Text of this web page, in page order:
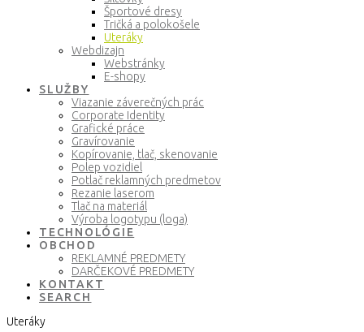
Športové dresy
Tričká a polokošele
Uteráky
Webdizajn
Webstránky
E-shopy
SLUŽBY
Viazanie záverečných prác
Corporate Identity
Grafické práce
Gravírovanie
Kopírovanie, tlač, skenovanie
Polep vozidiel
Potlač reklamných predmetov
Rezanie laserom
Tlač na materiál
Výroba logotypu (loga)
TECHNOLÓGIE
OBCHOD
REKLAMNÉ PREDMETY
DARČEKOVÉ PREDMETY
KONTAKT
SEARCH
Uteráky